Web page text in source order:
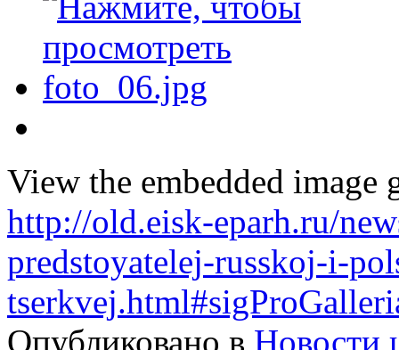
View the embedded image
http://old.eisk-eparh.ru/
predstoyatelej-russkoj-i-
Опубликовано в Новости